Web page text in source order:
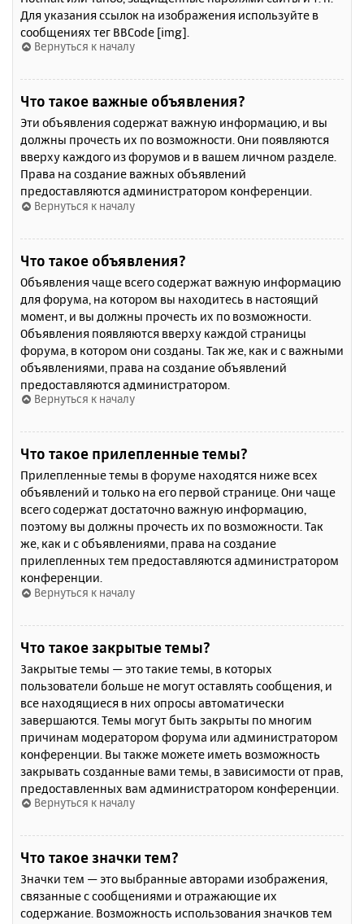
Для указания ссылок на изображения используйте в
сообщениях тег BBCode [img].
Вернуться к началу
Что такое важные объявления?
Эти объявления содержат важную информацию, и вы
должны прочесть их по возможности. Они появляются
вверху каждого из форумов и в вашем личном разделе.
Права на создание важных объявлений
предоставляются администратором конференции.
Вернуться к началу
Что такое объявления?
Объявления чаще всего содержат важную информацию
для форума, на котором вы находитесь в настоящий
момент, и вы должны прочесть их по возможности.
Объявления появляются вверху каждой страницы
форума, в котором они созданы. Так же, как и с важными
объявлениями, права на создание объявлений
предоставляются администратором.
Вернуться к началу
Что такое прилепленные темы?
Прилепленные темы в форуме находятся ниже всех
объявлений и только на его первой странице. Они чаще
всего содержат достаточно важную информацию,
поэтому вы должны прочесть их по возможности. Так
же, как и с объявлениями, права на создание
прилепленных тем предоставляются администратором
конференции.
Вернуться к началу
Что такое закрытые темы?
Закрытые темы — это такие темы, в которых
пользователи больше не могут оставлять сообщения, и
все находящиеся в них опросы автоматически
завершаются. Темы могут быть закрыты по многим
причинам модератором форума или администратором
конференции. Вы также можете иметь возможность
закрывать созданные вами темы, в зависимости от прав,
предоставленных вам администратором конференции.
Вернуться к началу
Что такое значки тем?
Значки тем — это выбранные авторами изображения,
связанные с сообщениями и отражающие их
содержание. Возможность использования значков тем